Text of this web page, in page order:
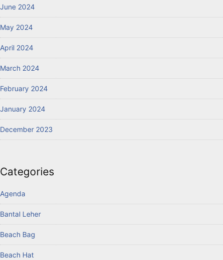
June 2024
May 2024
April 2024
March 2024
February 2024
January 2024
December 2023
Categories
Agenda
Bantal Leher
Beach Bag
Beach Hat